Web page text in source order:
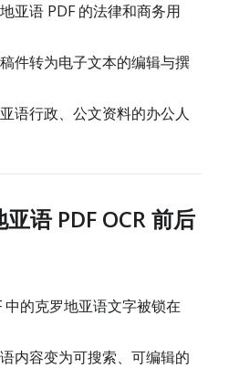
亚语 PDF 的法律和商务用
件转为电子文本的编辑与撰
语行政、公文资料的办公人
语 PDF OCR 前后
中的克罗地亚语文字被锁在
内容变为可搜索、可编辑的